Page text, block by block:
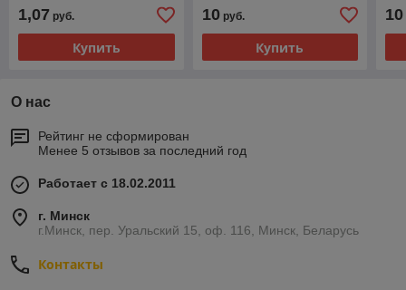
1,07 руб.
Купить
10руб.
Купить
10
О нас
Рейтинг не сформирован
Менее 5 отзывов за последний год
Работает с 18.02.2011
г. Минск
г.Минск, пер. Уральский 15, оф. 116, Минск, Беларусь
Контакты